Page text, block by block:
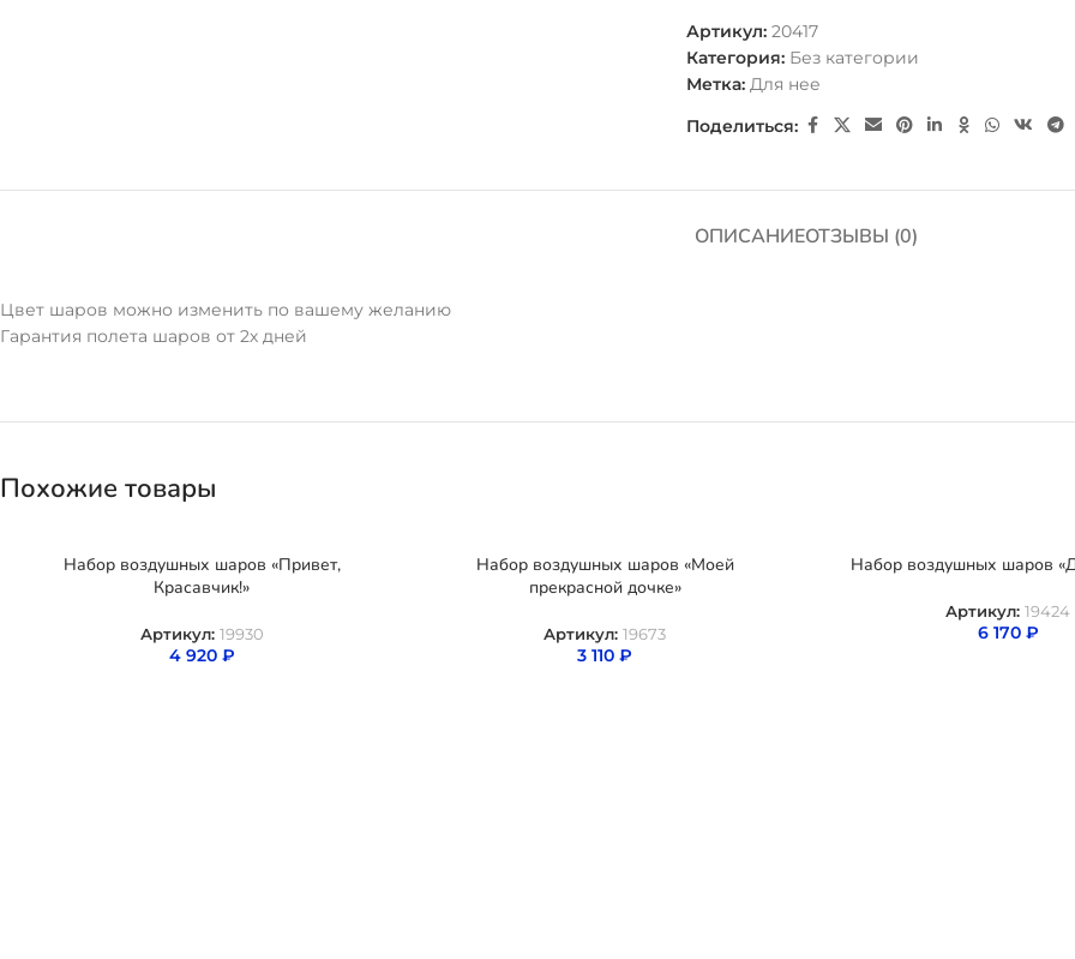
Артикул:20417
Категория: Без категории
Метка: Для нее
Поделиться:
ОПИСАНИЕОТЗЫВЫ (0)
Цвет шаров можно изменить по вашему желанию
Гарантия полета шаров от 2х дней
Похожие товары
Набор воздушных шаров «Привет,
Красавчик!»
Артикул: 19930
4 920 ₽
Набор воздушных шаров «Моей
прекрасной дочке»
Артикул: 19673
3 110 ₽
Набор воздушных шаров
Артикул: 19424
6 170 ₽